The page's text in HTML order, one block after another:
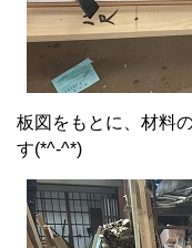
板図をもとに、材料
す(*^-^*)